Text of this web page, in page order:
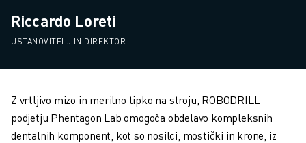
Riccardo Loreti
USTANOVITELJ IN DIREKTOR
Z vrtljivo mizo in merilno tipko na stroju, ROBODRILL
podjetju Phentagon Lab omogoča obdelavo kompleksnih
dentalnih komponent, kot so nosilci, mostički in krone, iz